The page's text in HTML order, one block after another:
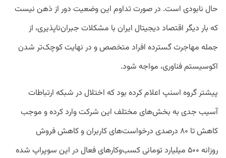
حال نابودی است. در صورت تداوم این وضعیت دور از ذهن نیست
که بار دیگر اقتصاد دیجیتال ایران با مشکلات جبران‌ناپذیری، از
جمله مهاجرت گسترده افراد متخصص و در نهایت کوچک‌تر شدن
اکوسیستم فناوری، مواجه شود.
پیشتر گروه اسنپ اعلام کرده بود که اختلال در شبکه‌ ارتباطات
آسیب جدی به بخش‌های مختلف این شرکت وارد کرده و موجب
کاهش تا ۸۰ درصدی درخواست‌های کاربران و کاهش فروش
روزانه ۵۰۰ میلیارد تومانی کسب‌وکارهای فعال در این سوپراپ شده